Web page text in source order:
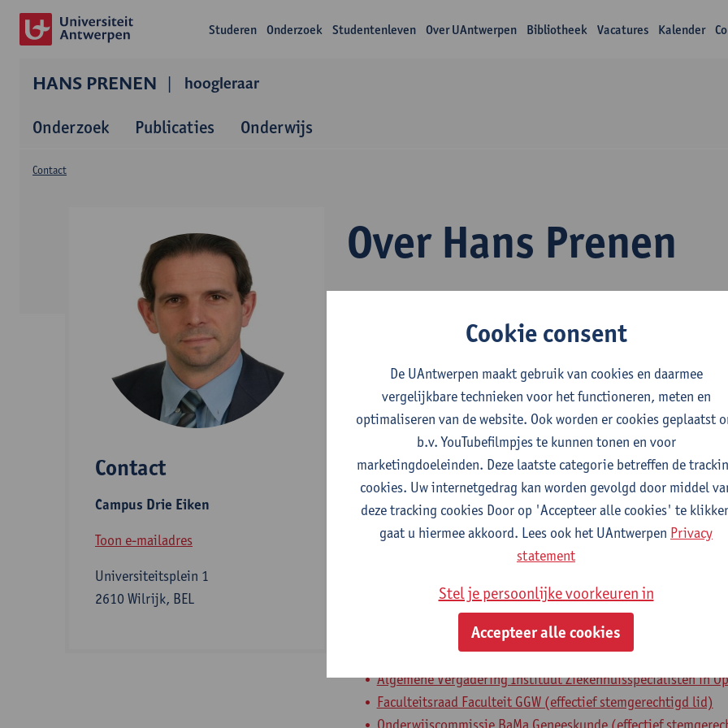
Studeren Onderzoek Studentenleven Over UAntwerpen Bibliotheek Vacatures Kalender
HANS PRENEN hoogleraar
Onderzoek Publicaties Onderwijs
Over Hans Prenen
Contact
Contact
Campus Drie Eiken
Toon e-mailadres
Universiteitsplein 1
2610 Wilrijk, BEL
Afdeling
Moleculaire Beeldvorming, Pathologie, Radiotherapie,
Statuut & functies
Zelfstandig academisch pers.
Interne mandaten
bestuursorgaan bestuursmandaat
Algemene Vergadering Instituut Ziekenhuisspecialisten in
Faculteitsraad Faculteit GGW (effectief stemgerechtigd lid)
Onderwijscommissie BaMa Geneeskunde (effectief
Cookie consent
De UAntwerpen maakt gebruik van cookies en daarmee
vergelijkbare technieken voor het functioneren, meten en
optimaliseren van de website. Ook worden er cookies geplaatst
b.v. YouTubefilmpjes te kunnen tonen en voor
marketingdoeleinden. Deze laatste categorie betreffen de
cookies. Uw internetgedrag kan worden gevolgd door middel
deze tracking cookies Door op 'Accepteer alle cookies' te
gaat u hiermee akkoord. Lees ook het UAntwerpen Privacy
statement
Stel je persoonlijke voorkeuren in
Accepteer alle cookies